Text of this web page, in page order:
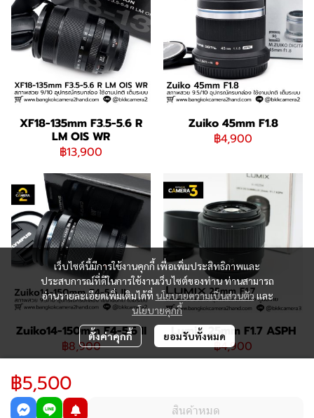
XF18-135mm F3.5-5.6 R
LM OIS WR
฿13,900
Zuiko 45mm F1.8
฿4,900
Zuiko14-150mm F4-5.6 II
฿8,900
Lumix 25mm F1.7 ASPH
฿4,900
฿5,500
สินค้าหมด
เว็บไซต์นี้มีการใช้งานคุกกี้ เพื่อเพิ่มประสิทธิภาพและ
ประสบการณ์ที่ดีในการใช้งานเว็บไซต์ของท่าน ท่านสามารถ
อ่านรายละเอียดเพิ่มเติมได้ที่ นโยบายความเป็นส่วนตัวและ
นโยบายคุกกี้
ตั้งค่าคุกกี้ ยอมรับทั้งหมด
065-195-9992 / 082-824-9588
EMAIL : Bangkokcamera2hand@gmail.com